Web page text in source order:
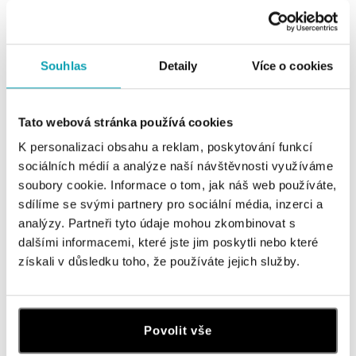
Souhlas Detaily Více o cookies
Tato webová stránka používá cookies
K personalizaci obsahu a reklam, poskytování funkcí
sociálních médií a analýze naší návštěvnosti využíváme
soubory cookie. Informace o tom, jak náš web používáte,
sdílíme se svými partnery pro sociální média, inzerci a
analýzy. Partneři tyto údaje mohou zkombinovat s
dalšími informacemi, které jste jim poskytli nebo které
získali v důsledku toho, že používáte jejich služby.
Povolit vše
Všechny Česko Slovensko
ALOve OC Nový Smíchov, Praha 5
tel.: +420736509250
dnes otevřeno od 09:00
ALOve OC Olympia, Brno
U Dálnice 777, 664 42 Brno
tel.: +420604389337
dnes otevřeno od 10:00
dnes otevřeno od 09:00